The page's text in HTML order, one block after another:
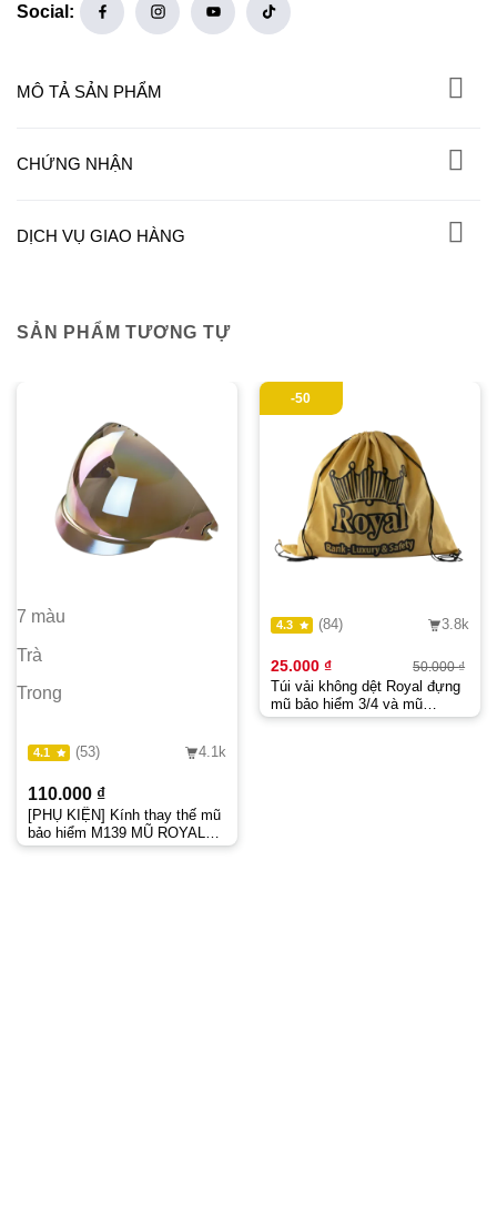
Social:
MÔ TẢ SẢN PHẨM
CHỨNG NHẬN
DỊCH VỤ GIAO HÀNG
SẢN PHẨM TƯƠNG TỰ
7 màu
Trà
Trong
[PHỤ KIỆN] Kính thay thế mũ
bảo hiểm M139 MŨ ROYAL
Chính Hãng
110.000 ₫
4.1 (53) 4.1k
-50
Túi vải không dệt Royal đựng
mũ bảo hiểm 3/4 và mũ
fullface dây rút đeo balo |
50.000₫
25.000 ₫
là:
4.3 (84) 3.8k